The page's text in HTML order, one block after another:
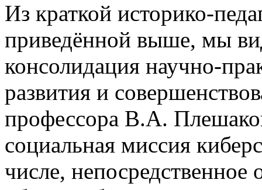
Из краткой историко-
приведённой выше, мы
консолидация научно-
развития и
профессора В.А.
социальная миссия
числе,